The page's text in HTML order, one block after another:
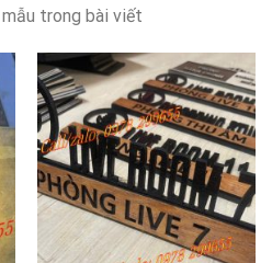
trong bài viết